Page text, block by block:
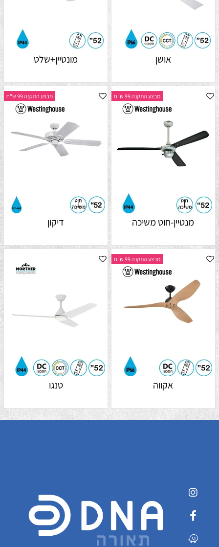
אושן מונטיין+שלט
מבצע התקנה 99 ש"ח
מנטיין-חוט משיכה
מבצע התקנה 99 ש"ח
דיקון
מבצע התקנה 99 ש"ח
אקווה טנגו